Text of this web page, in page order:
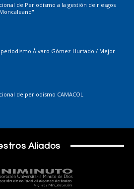
de Periodismo a la gestión de riesgos
Álvaro Gómez Hurtado / Mejor
de periodismo CAMACOL
Aliados